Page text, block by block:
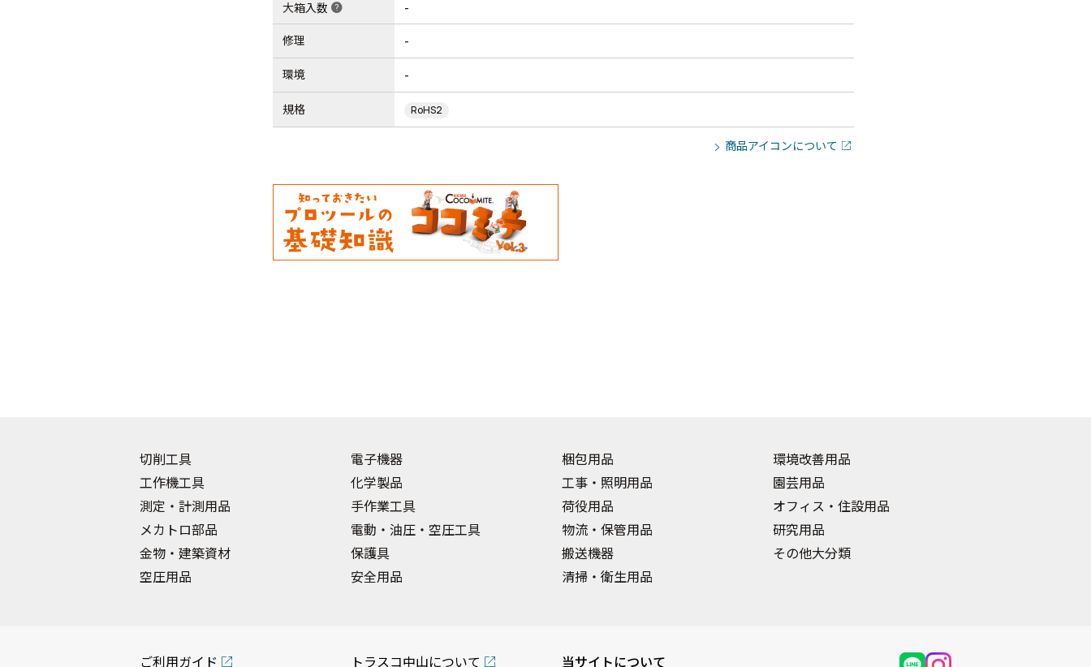
大箱入数 help -
修理 -
環境 -
規格 RoHS2
商品アイコンについて
切削工具
工作機工具
測定・計測用品
メカトロ部品
金物・建築資材
空圧用品
電子機器
化学製品
手作業工具
電動・油圧・空圧工具
保護具
安全用品
梱包用品
工事・照明用品
荷役用品
物流・保管用品
搬送機器
清掃・衛生用品
環境改善用品
園芸用品
オフィス・住設用品
研究用品
その他大分類
ご利用ガイド トラスコ中山について 当サイトについて